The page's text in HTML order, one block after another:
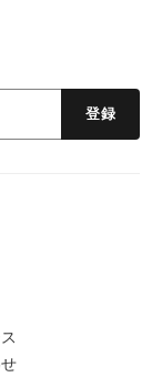
登録